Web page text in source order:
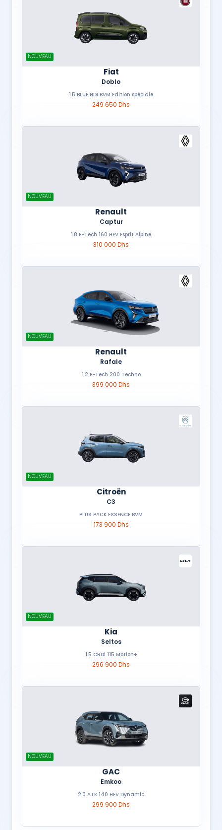
NOUVEAU
Fiat
Doblo
1.5 BLUE HDI BVM Edition spéciale
249 650 Dhs
NOUVEAU
Renault
Captur
1.8 E-Tech 160 HEV Esprit Alpine
310 000 Dhs
NOUVEAU
Renault
Rafale
1.2 E-Tech 200 Techno
399 000 Dhs
NOUVEAU
Citroën
C3
PLUS PACK ESSENCE BVM
173 900 Dhs
NOUVEAU
Kia
Seltos
1.5 CRDi 115 Motion+
296 900 Dhs
NOUVEAU
GAC
Emkoo
2.0 ATK 140 HEV Dynamic
299 900 Dhs